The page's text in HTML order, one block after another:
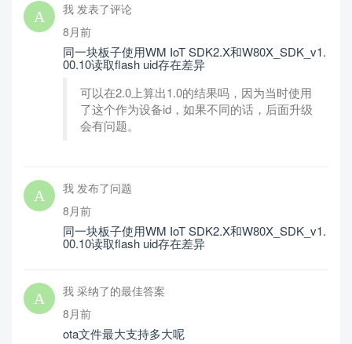
我 发表了评论
8月前
同一块板子使用WM IoT SDK2.X和W80X_SDK_v1.
00.10读取flash uid存在差异
可以在2.0上算出1.0的结果吗，因为当时使用
了这个作为设备id，如果不同的话，后面升级
会有问题。
我 发布了问题
8月前
同一块板子使用WM IoT SDK2.X和W80X_SDK_v1.
00.10读取flash uid存在差异
我 采纳了的最佳答案
8月前
ota文件最大支持多大呢